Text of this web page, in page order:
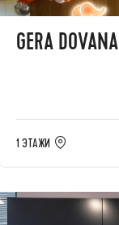
GERA DOVANA
1 ЭТАЖИ